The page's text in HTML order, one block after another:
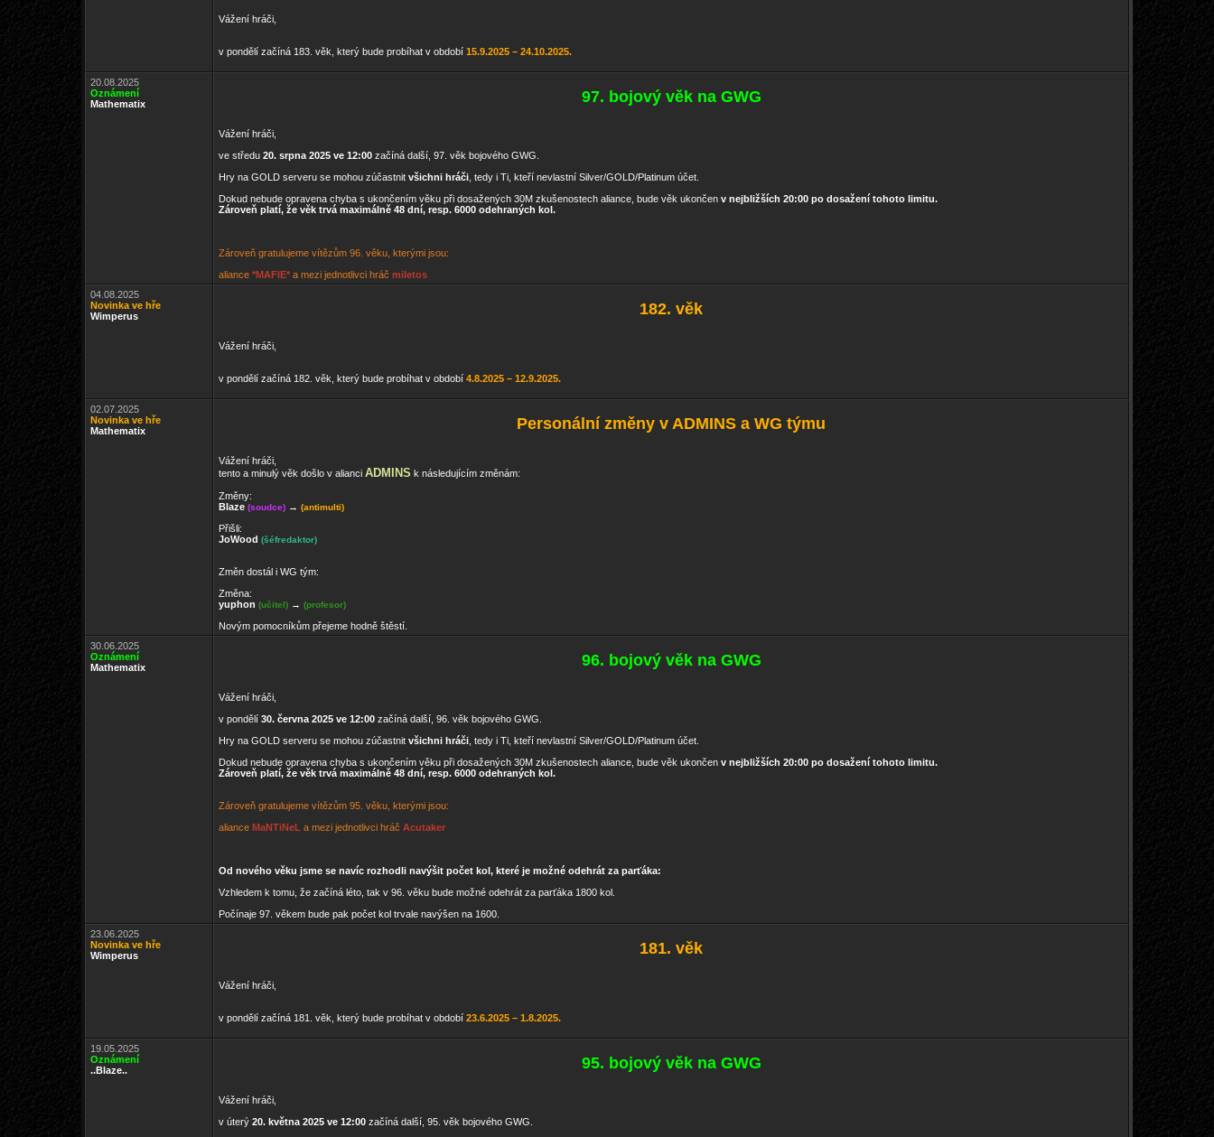
Vážení hráči,
v pondělí začíná 183. věk, který bude probíhat v období 15.9.2025 – 24.10.2025.
20.08.2025
Oznámení
Mathematix
97. bojový věk na GWG
Vážení hráči,
ve středu 20. srpna 2025 ve 12:00 začíná další, 97. věk bojového GWG.
Hry na GOLD serveru se mohou zúčastnit všichni hráči , tedy i Ti, kteří nevlastní Silver/GOLD/Platinum účet.
Dokud nebude opravena chyba s ukončením věku při dosažených 30M zkušenostech aliance, bude věk ukončen v nejbližších 20:00 po dosažení tohoto limitu.
Zároveň platí, že věk trvá maximálně 48 dní, resp. 6000 odehraných kol.
Zároveň gratulujeme vítězům 96. věku, kterými jsou:
aliance *MAFIE* a mezi jednotlivci hráč miletos
04.08.2025
Novinka ve hře
Wimperus
182. věk
Vážení hráči,
v pondělí začíná 182. věk, který bude probíhat v období 4.8.2025 – 12.9.2025.
02.07.2025
Novinka ve hře
Mathematix
Personální změny v ADMINS a WG týmu
Vážení hráči,
tento a minulý věk došlo v alianci ADMINS k následujícím změnám:
Změny:
Blaze (soudce) → (antimulti)
Přišli:
JoWood (šéfredaktor)
Změn dostál i WG tým:
Změna:
yuphon (učitel) → (profesor)
Novým pomocníkům přejeme hodně štěstí.
30.06.2025
Oznámení
Mathematix
96. bojový věk na GWG
Vážení hráči,
v pondělí 30. června 2025 ve 12:00 začíná další, 96. věk bojového GWG.
Hry na GOLD serveru se mohou zúčastnit všichni hráči , tedy i Ti, kteří nevlastní Silver/GOLD/Platinum účet.
Dokud nebude opravena chyba s ukončením věku při dosažených 30M zkušenostech aliance, bude věk ukončen v nejbližších 20:00 po dosažení tohoto limitu.
Zároveň platí, že věk trvá maximálně 48 dní, resp. 6000 odehraných kol.
Zároveň gratulujeme vítězům 95. věku, kterými jsou:
aliance MaNTiNeL a mezi jednotlivci hráč Acutaker
Od nového věku jsme se navíc rozhodli navýšit počet kol, které je možné odehrát za parťáka:
Vzhledem k tomu, že začíná léto, tak v 96. věku bude možné odehrát za parťáka 1800 kol.
Počínaje 97. věkem bude pak počet kol trvale navýšen na 1600.
23.06.2025
Novinka ve hře
Wimperus
181. věk
Vážení hráči,
v pondělí začíná 181. věk, který bude probíhat v období 23.6.2025 – 1.8.2025.
19.05.2025
Oznámení
..Blaze..
95. bojový věk na GWG
Vážení hráči,
v úterý 20. května 2025 ve 12:00 začíná další, 95. věk bojového GWG.